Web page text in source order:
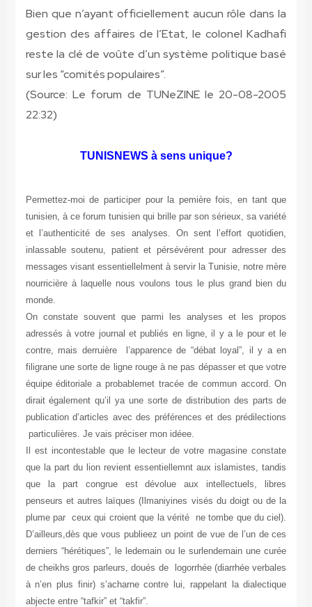
Bien que n’ayant officiellement aucun rôle dans la
gestion des affaires de l’Etat, le colonel Kadhafi
reste la clé de voûte d’un système politique basé
sur les “comités populaires”.
(Source: Le forum de TUNeZINE le 20-08-2005
22:32)
TUNISNEWS à sens unique?
Permettez-moi de participer pour la pemière fois, en tant que
tunisien, à ce forum tunisien qui brille par son sérieux, sa variété
et l’authenticité de ses analyses. On sent l’effort quotidien,
inlassable soutenu, patient et pérsévérent pour adresser des
messages visant essentiellelment à servir la Tunisie, notre mère
nourricière à laquelle nous voulons tous le plus grand bien du
monde.
On constate souvent que parmi les analyses et les propos
adressés à votre journal et publiés en ligne, il y a le pour et le
contre, mais derruière l’apparence de “débat loyal”, il y a en
filigrane une sorte de ligne rouge à ne pas dépasser et que votre
équipe éditoriale a probablemet tracée de commun accord. On
dirait également qu’il ya une sorte de distribution des parts de
publication d’articles avec des préférences et des prédilections
particulières. Je vais préciser mon idéee.
Il est incontestable que le lecteur de votre magasine constate
que la part du lion revient essentiellemnt aux islamistes, tandis
que la part congrue est dévolue aux intellectuels, libres
penseurs et autres laïques (Ilmaniyines visés du doigt ou de la
plume par ceux qui croient que la vérité ne tombe que du ciel).
D’ailleurs,dès que vous publieez un point de vue de l’un de ces
derniers “hérétiques”, le ledemain ou le surlendemain une curée
de cheikhs gros parleurs, doués de logorrhée (diarrhée verbales
à n’en plus finir) s’acharne contre lui, rappelant la dialectique
abjecte entre “tafkir” et “takfir”.